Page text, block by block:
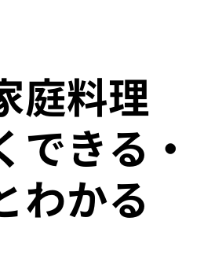
庭料理
できる・
わかる